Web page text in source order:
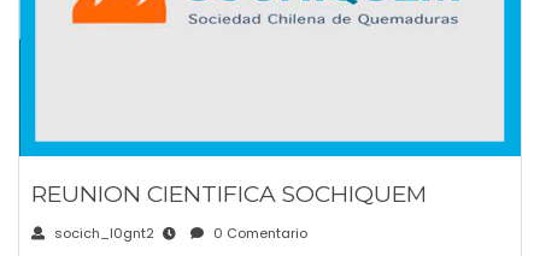
REUNION CIENTIFICA SOCHIQUEM
socich_l0gnt2 0 Comentario